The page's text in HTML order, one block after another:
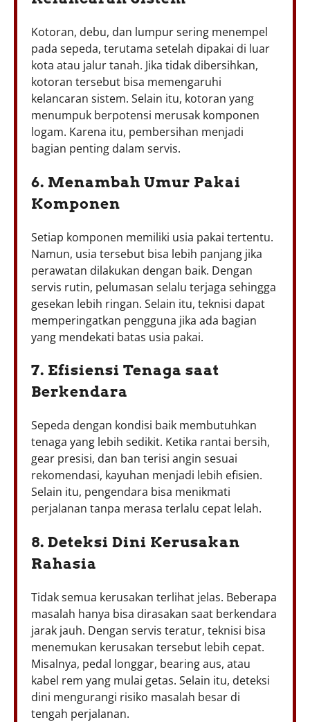
Kotoran, debu, dan lumpur sering menempel
pada sepeda, terutama setelah dipakai di luar
kota atau jalur tanah. Jika tidak dibersihkan,
kotoran tersebut bisa memengaruhi
kelancaran sistem. Selain itu, kotoran yang
menumpuk berpotensi merusak komponen
logam. Karena itu, pembersihan menjadi
bagian penting dalam servis.
6. Menambah Umur Pakai
Komponen
Setiap komponen memiliki usia pakai tertentu.
Namun, usia tersebut bisa lebih panjang jika
perawatan dilakukan dengan baik. Dengan
servis rutin, pelumasan selalu terjaga sehingga
gesekan lebih ringan. Selain itu, teknisi dapat
memperingatkan pengguna jika ada bagian
yang mendekati batas usia pakai.
7. Efisiensi Tenaga saat
Berkendara
Sepeda dengan kondisi baik membutuhkan
tenaga yang lebih sedikit. Ketika rantai bersih,
gear presisi, dan ban terisi angin sesuai
rekomendasi, kayuhan menjadi lebih efisien.
Selain itu, pengendara bisa menikmati
perjalanan tanpa merasa terlalu cepat lelah.
8. Deteksi Dini Kerusakan
Rahasia
Tidak semua kerusakan terlihat jelas. Beberapa
masalah hanya bisa dirasakan saat berkendara
jarak jauh. Dengan servis teratur, teknisi bisa
menemukan kerusakan tersebut lebih cepat.
Misalnya, pedal longgar, bearing aus, atau
kabel rem yang mulai getas. Selain itu, deteksi
dini mengurangi risiko masalah besar di
tengah perjalanan.